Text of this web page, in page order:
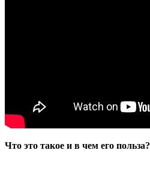
Что это такое и в чем его польза?